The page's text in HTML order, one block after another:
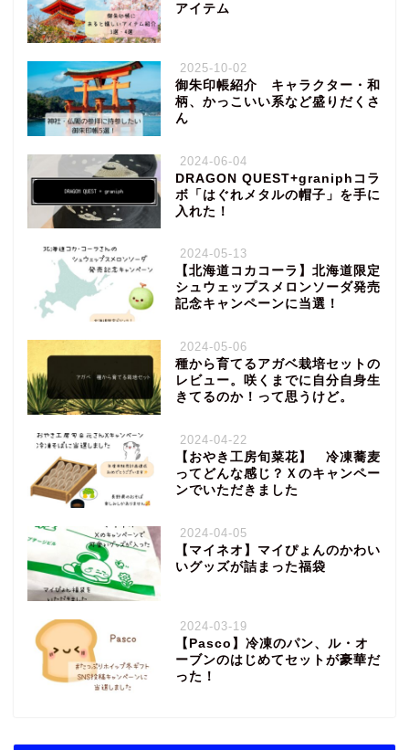
アイテム
2025-10-02
御朱印帳紹介 キャラクター・和
柄、かっこいい系など盛りだくさ
ん
2024-06-04
DRAGON QUEST+graniphコラ
ボ「はぐれメタルの帽子」を手に
入れた！
2024-05-13
【北海道コカコーラ】北海道限定
シュウェップスメロンソーダ発売
記念キャンペーンに当選！
2024-05-06
種から育てるアガベ栽培セットの
レビュー。咲くまでに自分自身生
きてるのか！って思うけど。
2024-04-22
【おやき工房旬菜花】 冷凍蕎麦
ってどんな感じ？Ｘのキャンペー
ンでいただきました
2024-04-05
【マイネオ】マイぴょんのかわい
いグッズが詰まった福袋
2024-03-19
【Pasco】冷凍のパン、ル・オ
ーブンのはじめてセットが豪華だ
った！